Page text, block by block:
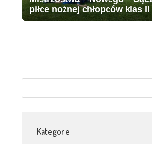
piłce nożnej chłopców klas II
Kategorie